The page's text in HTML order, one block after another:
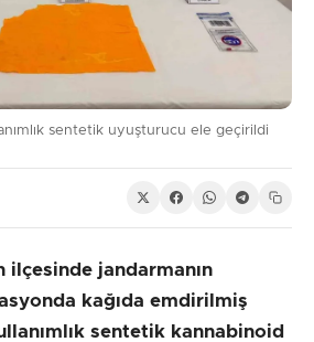
sentetik uyuşturucu ele geçirildi
ilçesinde jandarmanın
kağıda emdirilmiş
sentetik kannabinoid